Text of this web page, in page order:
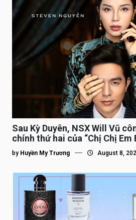
Sau Kỳ Duyên, NSX Will Vũ
chính thứ hai của “Chị Chị Em
by Huyền My Trương August 8,